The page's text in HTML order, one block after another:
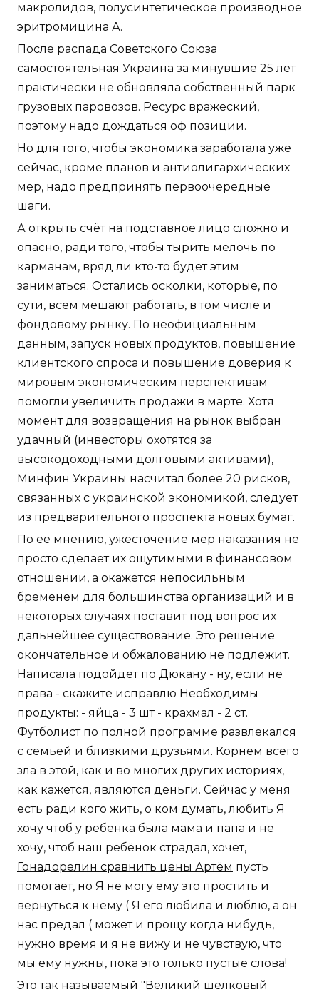
макролидов, полусинтетическое производное
эритромицина А.
После распада Советского Союза
самостоятельная Украина за минувшие 25 лет
практически не обновляла собственный парк
грузовых паровозов. Ресурс вражеский,
поэтому надо дождаться оф позиции.
Но для того, чтобы экономика заработала уже
сейчас, кроме планов и антиолигархических
мер, надо предпринять первоочередные
шаги.
А открыть счёт на подставное лицо сложно и
опасно, ради того, чтобы тырить мелочь по
карманам, вряд ли кто-то будет этим
заниматься. Остались осколки, которые, по
сути, всем мешают работать, в том числе и
фондовому рынку. По неофициальным
данным, запуск новых продуктов, повышение
клиентского спроса и повышение доверия к
мировым экономическим перспективам
помогли увеличить продажи в марте. Хотя
момент для возвращения на рынок выбран
удачный (инвесторы охотятся за
высокодоходными долговыми активами),
Минфин Украины насчитал более 20 рисков,
связанных с украинской экономикой, следует
из предварительного проспекта новых бумаг.
По ее мнению, ужесточение мер наказания не
просто сделает их ощутимыми в финансовом
отношении, а окажется непосильным
бременем для большинства организаций и в
некоторых случаях поставит под вопрос их
дальнейшее существование. Это решение
окончательное и обжалованию не подлежит.
Написала подойдет по Дюкану - ну, если не
права - скажите исправлю Необходимы
продукты: - яйца - 3 шт - крахмал - 2 ст.
Футболист по полной программе развлекался
с семьёй и близкими друзьями. Корнем всего
зла в этой, как и во многих других историях,
как кажется, являются деньги. Сейчас у меня
есть ради кого жить, о ком думать, любить Я
хочу чтоб у ребёнка была мама и папа и не
хочу, чтоб наш ребёнок страдал, хочет,
Гонадорелин сравнить цены Артём пусть
помогает, но Я не могу ему это простить и
вернуться к нему ( Я его любила и люблю, а он
нас предал ( может и прощу когда нибудь,
нужно время и я не вижу и не чувствую, что
мы ему нужны, пока это только пустые слова!
Это так называемый "Великий шелковый